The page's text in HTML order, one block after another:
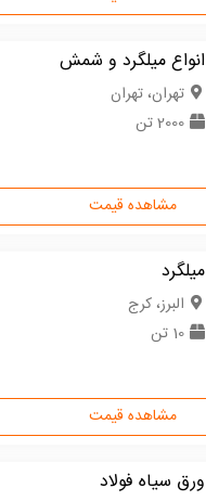
انواع میلگرد و شمش
تهران، تهران
2000 تن
مشاهده قیمت
میلگرد
البرز، کرج
10 تن
مشاهده قیمت
ورق سیاه فولاد